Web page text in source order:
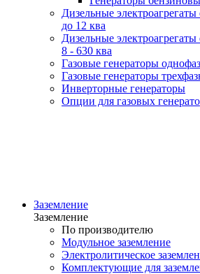
Дизельные
до 12 ква
Дизельные
8 - 630 ква
Газовые генераторы
Газовые генераторы
Инверторные генераторы
Опции для газовых
Заземление
Заземление
По производителю
Модульное заземление
Электролитическое
Комплектующие для